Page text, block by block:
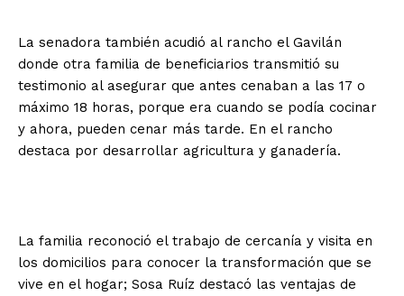
La senadora también acudió al rancho el Gavilán
donde otra familia de beneficiarios transmitió su
testimonio al asegurar que antes cenaban a las 17 o
máximo 18 horas, porque era cuando se podía cocinar
y ahora, pueden cenar más tarde. En el rancho
destaca por desarrollar agricultura y ganadería.
La familia reconoció el trabajo de cercanía y visita en
los domicilios para conocer la transformación que se
vive en el hogar; Sosa Ruíz destacó las ventajas de